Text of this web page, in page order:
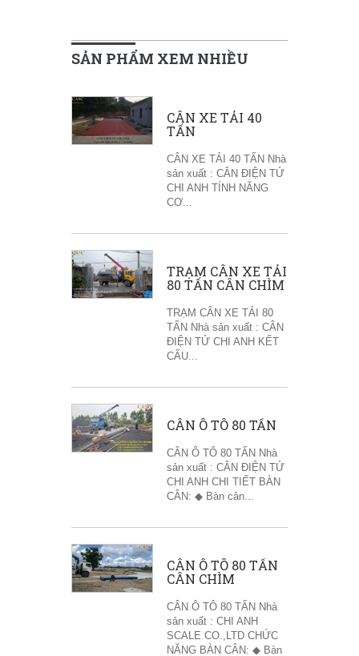
SẢN PHẨM XEM NHIỀU
CÂN XE TẢI 40
TẤN
CÂN XE TẢI 40 TẤN Nhà
sản xuất : CÂN ĐIỆN TỬ
CHI ANH TÍNH NĂNG
CƠ...
TRẠM CÂN XE TẢI
80 TẤN CÂN CHÌM
TRẠM CÂN XE TẢI 80
TẤN Nhà sản xuất : CÂN
ĐIỆN TỬ CHI ANH KẾT
CẤU...
CÂN Ô TÔ 80 TẤN
CÂN Ô TÔ 80 TẤN Nhà
sản xuất : CÂN ĐIỆN TỬ
CHI ANH CHI TIẾT BÀN
CÂN: ◆ Bàn cân...
CÂN Ô TÔ 80 TẤN
CÂN CHÌM
CÂN Ô TÔ 80 TẤN Nhà
sản xuất : CHI ANH
SCALE CO.,LTD CHỨC
NĂNG BÀN CÂN: ◆ Bàn